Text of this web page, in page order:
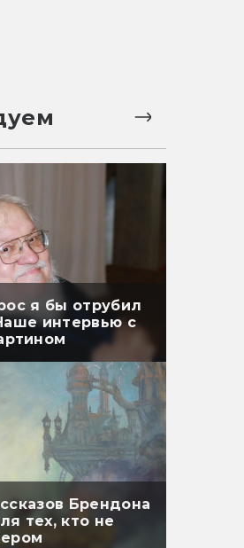
я бы отрубил
интервью с
Брендона
тех, кто не